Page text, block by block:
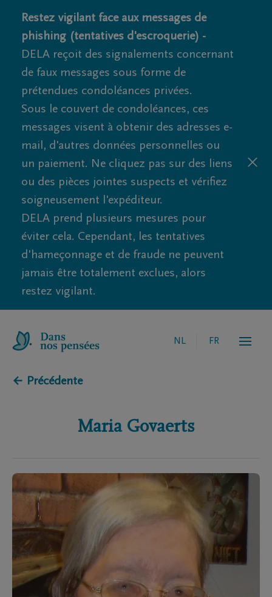
Restez vigilant face aux messages de
phishing (tentatives d'escroquerie) -
DELA reçoit des signalements concernant
de faux messages sous forme de
prétendues condoléances privées.
Sous le couvert de condoléances, ces
messages visent à obtenir des adresses e-
mail, d'autres données personnelles ou
un paiement. Ne cliquez pas sur des liens
ou des pièces jointes suspects et vérifiez
soigneusement l'expéditeur.
DELA prend plusieurs mesures pour
éviter cela. Cependant, les tentatives
d'hameçonnage et de fraude ne peuvent
jamais être totalement exclues, alors
restez vigilant.
NL FR
← Précédente
Maria Govaerts